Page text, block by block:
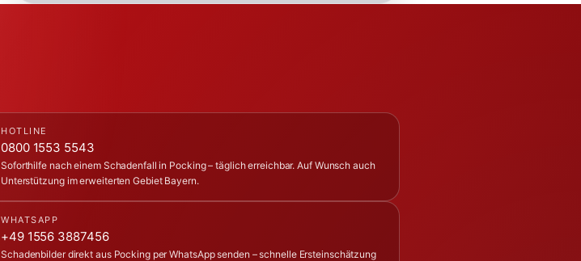
HOTLINE
0800 1553 5543
Soforthilfe nach einem Schadenfall in Pocking – täglich erreichbar. Auf Wunsch auch
Unterstützung im erweiterten Gebiet Bayern.
WHATSAPP
+49 1556 3887456
Schadenbilder direkt aus Pocking per WhatsApp senden – schnelle Ersteinschätzung